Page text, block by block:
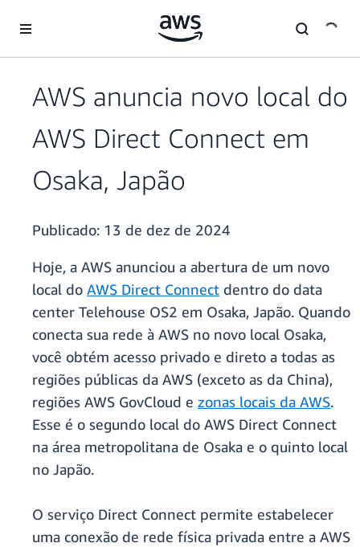
Pular para o conteúdo principal
AWS anuncia novo local do
AWS Direct Connect em
Osaka, Japão
Publicado: 13 de dez de 2024
Hoje, a AWS anunciou a abertura de um novo
local do AWS Direct Connect dentro do data
center Telehouse OS2 em Osaka, Japão. Quando
conecta sua rede à AWS no novo local Osaka,
você obtém acesso privado e direto a todas as
regiões públicas da AWS (exceto as da China),
regiões AWS GovCloud e zonas locais da AWS.
Esse é o segundo local do AWS Direct Connect
na área metropolitana de Osaka e o quinto local
no Japão.
O serviço Direct Connect permite estabelecer
uma conexão de rede física privada entre a AWS